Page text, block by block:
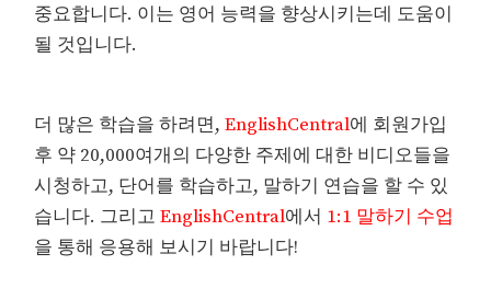
중요합니다. 이는 영어 능력을 향상시키는데 도움이
될 것입니다.
더 많은 학습을 하려면,EnglishCentral에 회원가입
후 약 20,000여개의 다양한 주제에 대한 비디오들을
시청하고, 단어를 학습하고, 말하기 연습을 할 수 있
습니다. 그리고EnglishCentral에서 1:1 말하기 수업
을 통해 응용해 보시기 바랍니다!